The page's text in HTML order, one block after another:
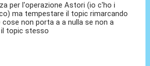
per l'operazione Astori (io c'ho i
ma tempestare il topic rimarcando
non porta a a nulla se non a
il topic stesso